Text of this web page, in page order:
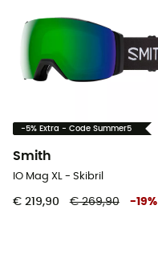
-5% Extra - Code Summer5
Smith
IO Mag XL - Skibril
€ 219,90 € 269,90 -19%